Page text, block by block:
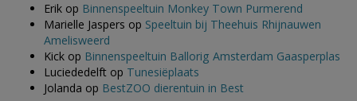
Erik op Binnenspeeltuin Monkey Town Purmerend
Marielle Jaspers op Speeltuin bij Theehuis Rhijnauwen
Amelisweerd
Kick op Binnenspeeltuin Ballorig Amsterdam Gaasperplas
Luciededelft op Tunesiëplaats
Jolanda op BestZOO dierentuin in Best